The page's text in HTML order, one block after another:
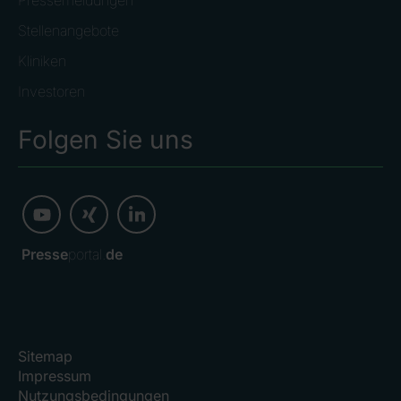
Stellenangebote
Kliniken
Investoren
Folgen Sie uns
Presseportal. de
Sitemap
Impressum
Nutzungsbedingungen